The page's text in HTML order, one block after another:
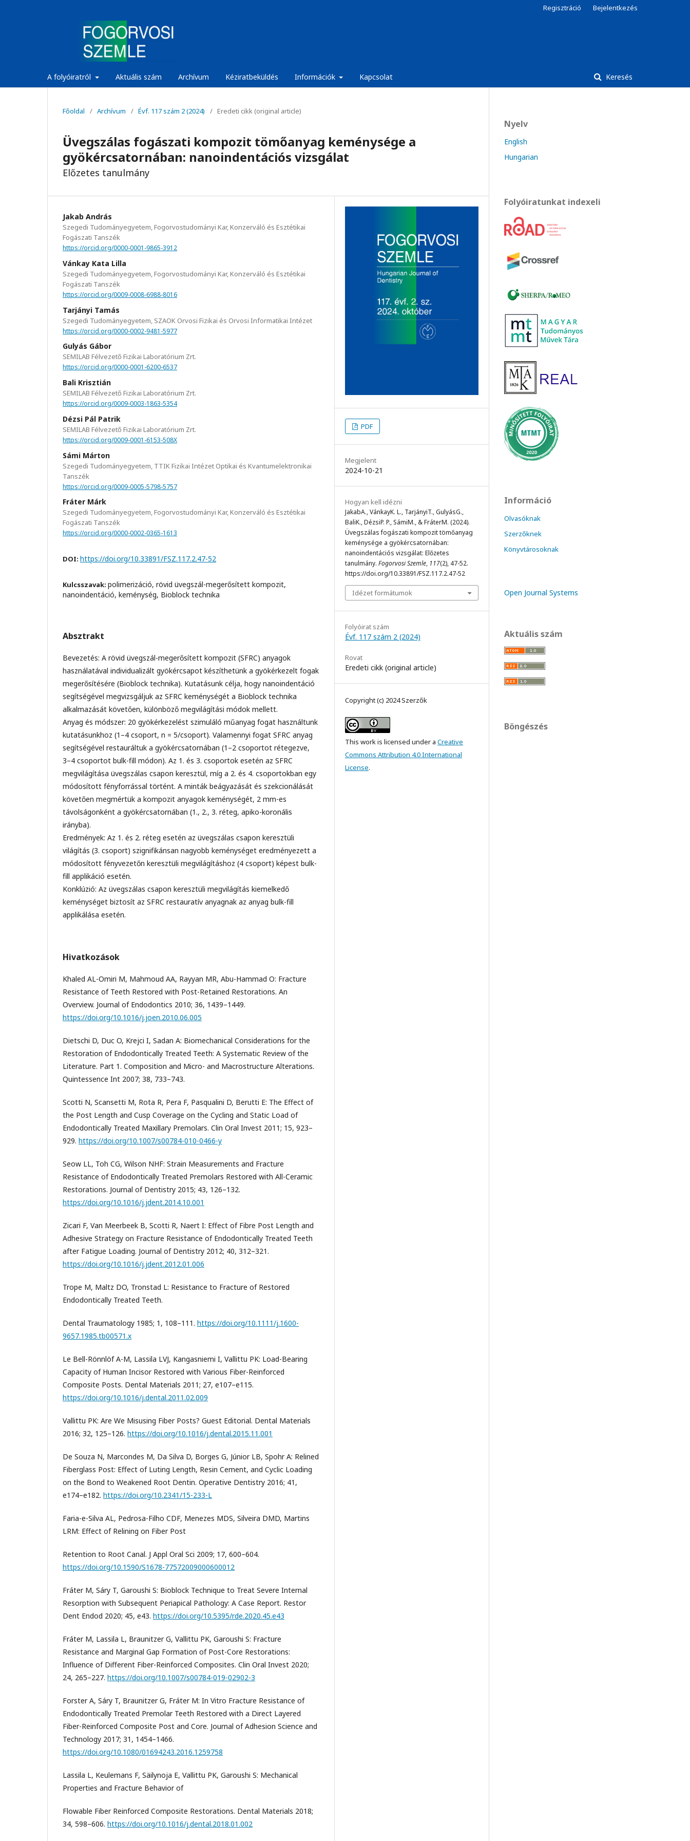
A folyóiratról Aktuális szám Archívum Kéziratbeküldés Információk Kapcsolat Keresés
Regisztráció Bejelentkezés
Főoldal / Archívum / Évf. 117 szám 2 (2024) / Eredeti cikk (original article)
Üvegszálas fogászati kompozit tömőanyag keménysége a
gyökércsatornában: nanoindentációs vizsgálat
Előzetes tanulmány
Jakab András
Szegedi Tudományegyetem, Fogorvostudományi Kar, Konzerváló és Esztétikai
Fogászati Tanszék
https://orcid.org/0000-0001-9865-3912
Vánkay Kata Lilla
Szegedi Tudományegyetem, Fogorvostudományi Kar, Konzerváló és Esztétikai
Fogászati Tanszék
https://orcid.org/0009-0008-6988-8016
Tarjányi Tamás
Szegedi Tudományegyetem, SZAOK Orvosi Fizikai és Orvosi Informatikai Intézet
https://orcid.org/0000-0002-9481-5977
Gulyás Gábor
SEMILAB Félvezető Fizikai Laboratórium Zrt.
https://orcid.org/0000-0001-6200-6537
Bali Krisztián
SEMILAB Félvezető Fizikai Laboratórium Zrt.
https://orcid.org/0009-0003-1863-5354
Dézsi Pál Patrik
SEMILAB Félvezető Fizikai Laboratórium Zrt.
https://orcid.org/0009-0001-6153-508X
Sámi Márton
Szegedi Tudományegyetem, TTIK Fizikai Intézet Optikai és Kvantumelektronikai
Tanszék
https://orcid.org/0009-0005-5798-5757
Fráter Márk
Szegedi Tudományegyetem, Fogorvostudományi Kar, Konzerváló és Esztétikai
Fogászati Tanszék
https://orcid.org/0000-0002-0365-1613
DOI: https://doi.org/10.33891/FSZ.117.2.47-52
Kulcsszavak: polimerizáció, rövid üvegszál-megerősített kompozit,
nanoindentáció, keménység, Bioblock technika
Absztrakt
Bevezetés: A rövid üvegszál-megerősített kompozit (SFRC) anyagok
használatával individualizált gyökércsapot készíthetünk a gyökérkezelt fogak
megerősítésére (Bioblock technika). Kutatásunk célja, hogy nanoindentáció
segítségével megvizsgáljuk az SFRC keménységét a Bioblock technika
alkalmazását követően, különböző megvilágítási módok mellett.
Anyag és módszer: 20 gyökérkezelést szimuláló műanyag fogat használtunk
kutatásunkhoz (1–4 csoport, n = 5/csoport). Valamennyi fogat SFRC anyag
segítségével restauráltuk a gyökércsatornában (1–2 csoportot rétegezve,
3–4 csoportot bulk-fill módon). Az 1. és 3. csoportok esetén az SFRC
megvilágítása üvegszálas csapon keresztül, míg a 2. és 4. csoportokban egy
módosított fényforrással történt. A minták beágyazását és szekcionálását
követően megmértük a kompozit anyagok keménységét, 2 mm-es
távolságonként a gyökércsatornában (1., 2., 3. réteg, apiko-koronális
irányba).
Eredmények: Az 1. és 2. réteg esetén az üvegszálas csapon keresztüli
világítás (3. csoport) szignifikánsan nagyobb keménységet eredményezett a
módosított fényvezetőn keresztüli megvilágításhoz (4 csoport) képest bulk-
fill applikáció esetén.
Konklúzió: Az üvegszálas csapon keresztüli megvilágítás kiemelkedő
keménységet biztosít az SFRC restauratív anyagnak az anyag bulk-fill
applikálása esetén.
Hivatkozások
Khaled AL-Omiri M, Mahmoud AA, Rayyan MR, Abu-Hammad O: Fracture
Resistance of Teeth Restored with Post-Retained Restorations. An
Overview. Journal of Endodontics 2010; 36, 1439–1449.
https://doi.org/10.1016/j.joen.2010.06.005
Dietschi D, Duc O, Krejci I, Sadan A: Biomechanical Considerations for the
Restoration of Endodontically Treated Teeth: A Systematic Review of the
Literature. Part 1. Composition and Micro- and Macrostructure Alterations.
Quintessence Int 2007; 38, 733–743.
Scotti N, Scansetti M, Rota R, Pera F, Pasqualini D, Berutti E: The Effect of
the Post Length and Cusp Coverage on the Cycling and Static Load of
Endodontically Treated Maxillary Premolars. Clin Oral Invest 2011; 15, 923–
929. https://doi.org/10.1007/s00784-010-0466-y
Seow LL, Toh CG, Wilson NHF: Strain Measurements and Fracture
Resistance of Endodontically Treated Premolars Restored with All-Ceramic
Restorations. Journal of Dentistry 2015; 43, 126–132.
https://doi.org/10.1016/j.jdent.2014.10.001
Zicari F, Van Meerbeek B, Scotti R, Naert I: Effect of Fibre Post Length and
Adhesive Strategy on Fracture Resistance of Endodontically Treated Teeth
after Fatigue Loading. Journal of Dentistry 2012; 40, 312–321.
https://doi.org/10.1016/j.jdent.2012.01.006
Trope M, Maltz DO, Tronstad L: Resistance to Fracture of Restored
Endodontically Treated Teeth.
Dental Traumatology 1985; 1, 108–111. https://doi.org/10.1111/j.1600-
9657.1985.tb00571.x
Le Bell-Rönnlöf A-M, Lassila LVJ, Kangasniemi I, Vallittu PK: Load-Bearing
Capacity of Human Incisor Restored with Various Fiber-Reinforced
Composite Posts. Dental Materials 2011; 27, e107–e115.
https://doi.org/10.1016/j.dental.2011.02.009
Vallittu PK: Are We Misusing Fiber Posts? Guest Editorial. Dental Materials
2016; 32, 125–126. https://doi.org/10.1016/j.dental.2015.11.001
De Souza N, Marcondes M, Da Silva D, Borges G, Júnior LB, Spohr A: Relined
Fiberglass Post: Effect of Luting Length, Resin Cement, and Cyclic Loading
on the Bond to Weakened Root Dentin. Operative Dentistry 2016; 41,
e174–e182. https://doi.org/10.2341/15-233-L
Faria-e-Silva AL, Pedrosa-Filho CDF, Menezes MDS, Silveira DMD, Martins
LRM: Effect of Relining on Fiber Post
Retention to Root Canal. J Appl Oral Sci 2009; 17, 600–604.
https://doi.org/10.1590/S1678-77572009000600012
Fráter M, Sáry T, Garoushi S: Bioblock Technique to Treat Severe Internal
Resorption with Subsequent Periapical Pathology: A Case Report. Restor
Dent Endod 2020; 45, e43. https://doi.org/10.5395/rde.2020.45.e43
Fráter M, Lassila L, Braunitzer G, Vallittu PK, Garoushi S: Fracture
Resistance and Marginal Gap Formation of Post-Core Restorations:
Influence of Different Fiber-Reinforced Composites. Clin Oral Invest 2020;
24, 265–227. https://doi.org/10.1007/s00784-019-02902-3
Forster A, Sáry T, Braunitzer G, Fráter M: In Vitro Fracture Resistance of
Endodontically Treated Premolar Teeth Restored with a Direct Layered
Fiber-Reinforced Composite Post and Core. Journal of Adhesion Science and
Technology 2017; 31, 1454–1466.
https://doi.org/10.1080/01694243.2016.1259758
Lassila L, Keulemans F, Säilynoja E, Vallittu PK, Garoushi S: Mechanical
Properties and Fracture Behavior of
Flowable Fiber Reinforced Composite Restorations. Dental Materials 2018;
34, 598–606. https://doi.org/10.1016/j.dental.2018.01.002
PDF
Megjelent
2024-10-21
Hogyan kell idézni
JakabA., VánkayK. L., TarjányiT., GulyásG.,
BaliK., DézsiP. P., SámiM., & FráterM. (2024).
Üvegszálas fogászati kompozit tömőanyag
keménysége a gyökércsatornában:
nanoindentációs vizsgálat: Előzetes
tanulmány. Fogorvosi Szemle, 117(2), 47-52.
https://doi.org/10.33891/FSZ.117.2.47-52
Idézet formátumok
Folyóirat szám
Évf. 117 szám 2 (2024)
Rovat
Eredeti cikk (original article)
Copyright (c) 2024 Szerzők
This work is licensed under a Creative
Commons Attribution 4.0 International
License.
Nyelv
English
Hungarian
Folyóiratunkat indexeli
Információ
Olvasóknak
Szerzőknek
Könyvtárosoknak
Open Journal Systems
Aktuális szám
Böngészés